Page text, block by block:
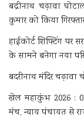
बद्रीनाथ चढ़ावा
कुमार को किया
हाईकोर्ट शिफ्टिंग पर
के सामने बनेगा नया
बदरीनाथ मंदिर
खेल महाकुंभ 2026 :
मंच, न्याय पंचायत से